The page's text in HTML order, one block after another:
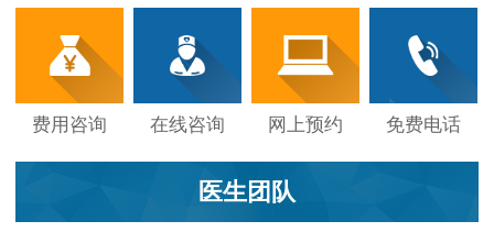
费用咨询 在线咨询 网上预约 免费电话
医生团队